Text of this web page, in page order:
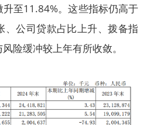
至11.84%。这些指标仍高于
、公司贷款占比上升、拨备指
险缓冲较上年有所收敛。